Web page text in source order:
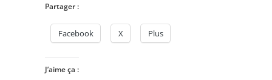
Partager :
Facebook X Plus
J’aime ça :